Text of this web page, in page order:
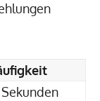
Sekunden